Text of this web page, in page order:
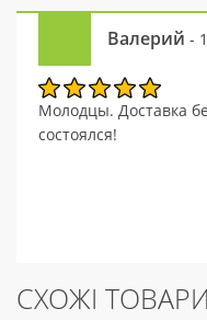
Валерий -
Молодцы. Доставка
состоялся!
СХОЖІ ТОВАРИ